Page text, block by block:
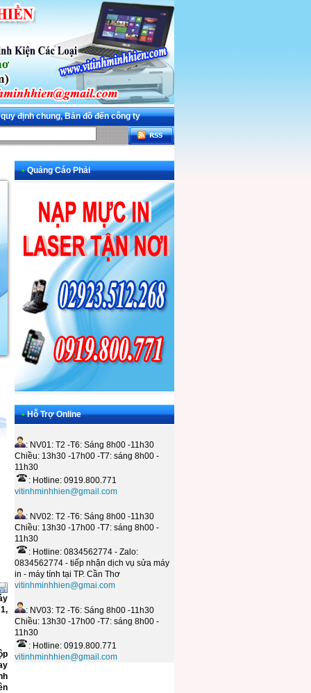
định chung, Bản đồ đến công ty
• Quảng Cáo Phải
• Hỗ Trợ Online
: NV01: T2 -T6: Sáng 8h00 -11h30
Chiều: 13h30 -17h00 -T7: sáng 8h00 -
11h30
: Hotline: 0919.800.771
vitinhminhhien@gmail.com
: NV02: T2 -T6: Sáng 8h00 -11h30
Chiều: 13h30 -17h00 -T7: sáng 8h00 -
11h30
: Hotline: 0834562774 - Zalo:
0834562774 - tiếp nhận dịch vụ sửa máy
in - máy tính tại TP. Cần Thơ
vitinhminhhien@gmai.com
: NV03: T2 -T6: Sáng 8h00 -11h30
Chiều: 13h30 -17h00 -T7: sáng 8h00 -
11h30
: Hotline: 0919.800.771
vitinhminhhien@gmail.com